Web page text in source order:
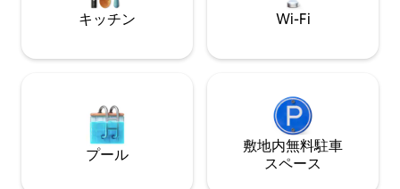
キッチン Wi-Fi
プール
敷地内無料駐⁠車
ス⁠ペ⁠ー⁠ス